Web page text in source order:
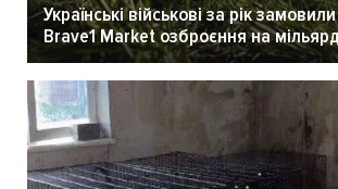
Українські військові за рік
Brave1 Market озброєння на